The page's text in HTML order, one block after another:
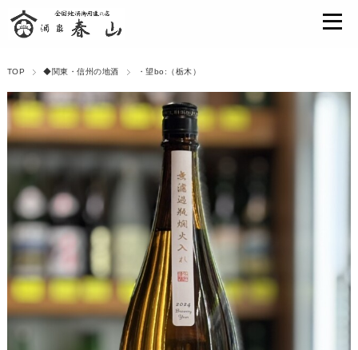
TOP ◆関東・信州の地酒 ・望bo:（栃木）